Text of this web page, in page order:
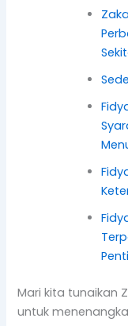
Mari kita tunaikan
untuk